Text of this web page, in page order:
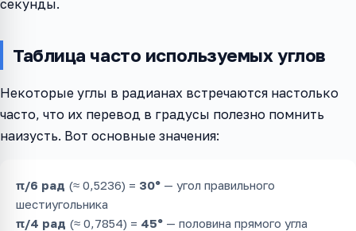
секунды.
Таблица часто используемых углов
Некоторые углы в радианах встречаются настолько
часто, что их перевод в градусы полезно помнить
наизусть. Вот основные значения:
π/6 рад (≈ 0,5236) = 30° — угол правильного
шестиугольника
π/4 рад (≈ 0,7854) = 45° — половина прямого угла